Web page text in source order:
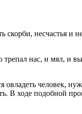
скорби, несчастья и
нас, и мял, и
овладеть человек,
В ходе подобной